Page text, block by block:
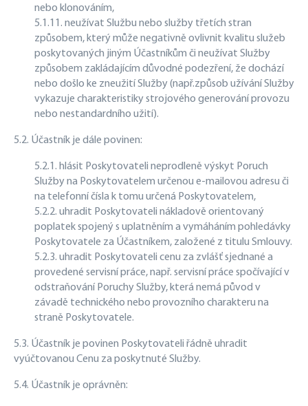
nebo klonováním,
5.1.11. neužívat Službu nebo služby třetích stran
způsobem, který může negativně ovlivnit kvalitu služeb
poskytovaných jiným Účastníkům či neužívat Služby
způsobem zakládajícím důvodné podezření, že dochází
nebo došlo ke zneužití Služby (např.způsob užívání Služby
vykazuje charakteristiky strojového generování provozu
nebo nestandardního užití).
5.2. Účastník je dále povinen:
5.2.1. hlásit Poskytovateli neprodleně výskyt Poruch
Služby na Poskytovatelem určenou e-mailovou adresu či
na telefonní čísla k tomu určená Poskytovatelem,
5.2.2. uhradit Poskytovateli nákladově orientovaný
poplatek spojený s uplatněním a vymáháním pohledávky
Poskytovatele za Účastníkem, založené z titulu Smlouvy.
5.2.3. uhradit Poskytovateli cenu za zvlášť sjednané a
provedené servisní práce, např. servisní práce spočívající v
odstraňování Poruchy Služby, která nemá původ v
závadě technického nebo provozního charakteru na
straně Poskytovatele.
5.3. Účastník je povinen Poskytovateli řádně uhradit
vyúčtovanou Cenu za poskytnuté Služby.
5.4. Účastník je oprávněn: